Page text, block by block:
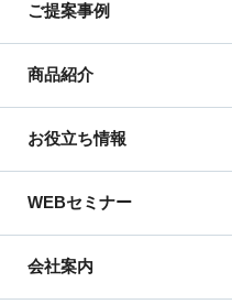
ご提案事例
商品紹介
お役立ち情報
WEBセミナー
会社案内